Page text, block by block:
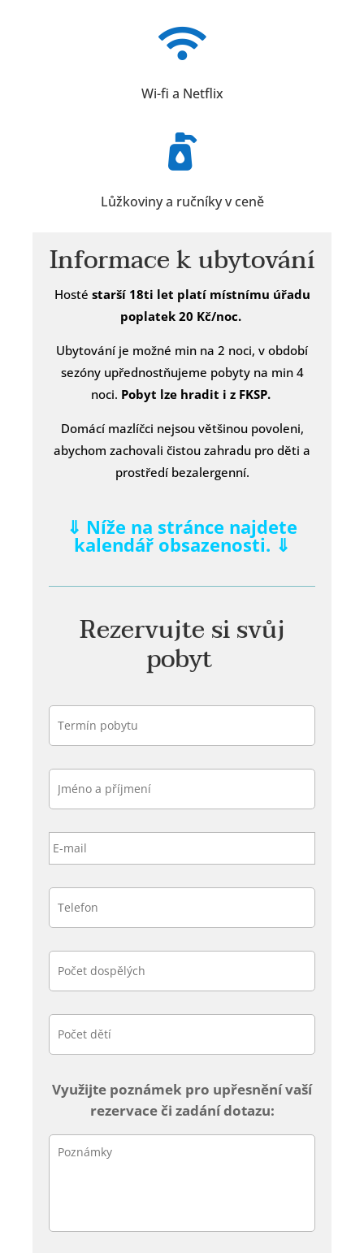

Wi-fi a Netflix

Lůžkoviny a ručníky v ceně
Informace k ubytování
Hosté starší 18ti let platí místnímu úřadu
poplatek 20 Kč/noc.
Ubytování je možné min na 2 noci, v období
sezóny upřednostňujeme pobyty na min 4
noci. Pobyt lze hradit i z FKSP.
Domácí mazlíčci nejsou většinou povoleni,
abychom zachovali čistou zahradu pro děti a
prostředí bezalergenní.
⇓ Níže na stránce najdete
kalendář obsazenosti. ⇓
Rezervujte si svůj
pobyt
Termín
Jméno
příjmení
*
E
i
*
T
e
o
*
Počet
Počet
Využijte poznámek pro upřesnění vaší
rezervace či zadání dotazu:
P
k